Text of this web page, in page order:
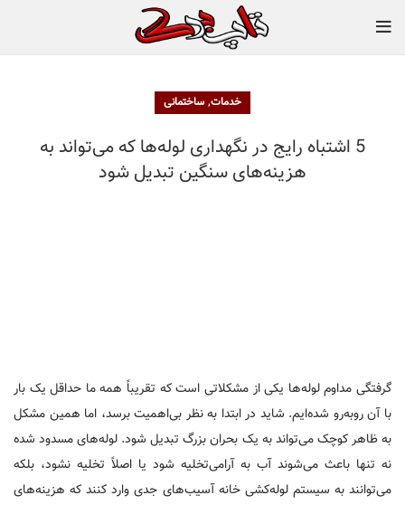
خدمات, ساختمانی
5 اشتباه رایج در نگهداری لوله‌ها که می‌تواند به
هزینه‌های سنگین تبدیل شود
گرفتگی مداوم لوله‌ها یکی از مشکلاتی است که تقریباً همه ما حداقل یک بار
با آن روبه‌رو شده‌ایم. شاید در ابتدا به نظر بی‌اهمیت برسد، اما همین مشکل
به ظاهر کوچک می‌تواند به یک بحران بزرگ تبدیل شود. لوله‌های مسدود شده
نه تنها باعث می‌شوند آب به آرامی‌تخلیه شود یا اصلاً تخلیه نشود، بلکه
می‌توانند به سیستم لوله‌کشی خانه آسیب‌های جدی وارد کنند که هزینه‌های